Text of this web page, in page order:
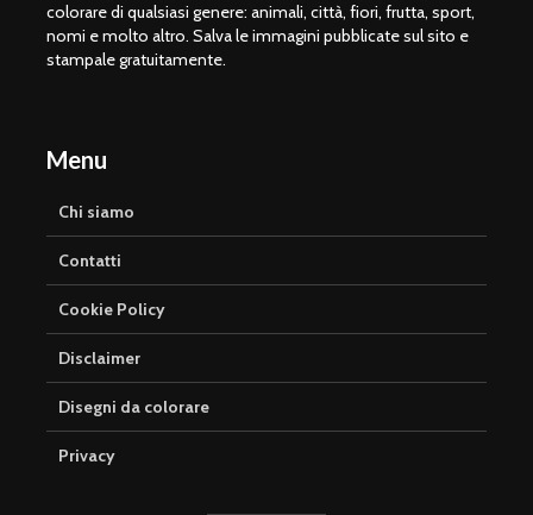
colorare di qualsiasi genere: animali, città, fiori, frutta, sport,
nomi e molto altro. Salva le immagini pubblicate sul sito e
stampale gratuitamente.
Menu
Chi siamo
Contatti
Cookie Policy
Disclaimer
Disegni da colorare
Privacy